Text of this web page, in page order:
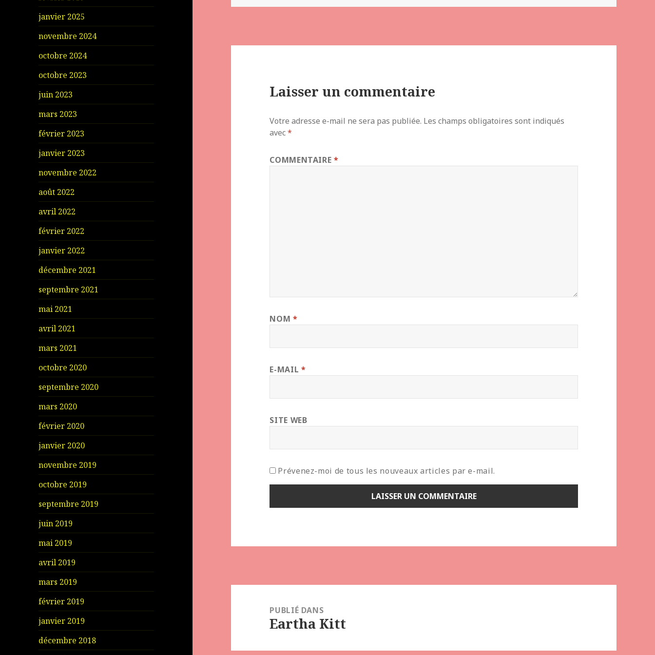
janvier 2025
novembre 2024
octobre 2024
octobre 2023
juin 2023
mars 2023
février 2023
janvier 2023
novembre 2022
août 2022
avril 2022
février 2022
janvier 2022
décembre 2021
septembre 2021
mai 2021
avril 2021
mars 2021
octobre 2020
septembre 2020
mars 2020
février 2020
janvier 2020
novembre 2019
octobre 2019
septembre 2019
juin 2019
mai 2019
avril 2019
mars 2019
février 2019
janvier 2019
décembre 2018
Laisser un commentaire
Votre adresse e-mail ne sera pas publiée. Les champs obligatoires sont indiqués
avec*
COMMENTAIRE*
NOM *
E-MAIL *
SITE WEB
Prévenez-moi de tous les nouveaux articles par e-mail.
l’article
PUBLIÉ DANS
Eartha Kitt